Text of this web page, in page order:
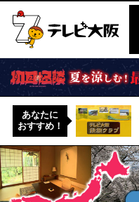
あなたに
おすすめ！